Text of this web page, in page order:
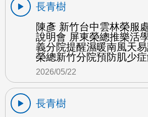
長青樹
陳彥 新竹台中雲林榮服
說明會 屏東榮總推樂活
義分院提醒濕暖南風天
榮總新竹分院預防肌少
2026/05/22
長青樹